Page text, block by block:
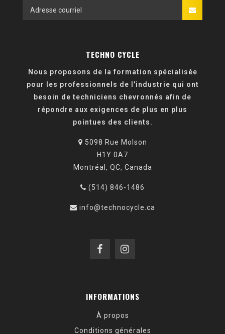
TECHNO CYCLE
Nous proposons de la formation spécialisée
pour les professionnels de l'industrie qui ont
besoin de techniciens chevronnés afin de
répondre aux exigences de plus en plus
pointues des clients.
5098 Rue Molson
H1Y 0A7
Montréal, QC, Canada
(514) 846-1486
info@technocycle.ca
INFORMATIONS
À propos
Conditions générales